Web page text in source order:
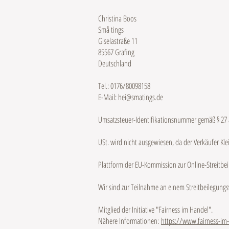
Christina Boos
Små tings
Giselastraße 11
85567 Grafing
Deutschland
Tel.: 0176/80098158
E-Mail: hei@smatings.de
Umsatzsteuer-Identifikationsnummer gemäß § 27
USt. wird nicht ausgewiesen, da der Verkäufer
Plattform der EU-Kommission zur Online-
Wir sind zur Teilnahme an einem
Mitglied der Initiative "Fairness im Handel".
Nähere Informationen: https://www.fairness-